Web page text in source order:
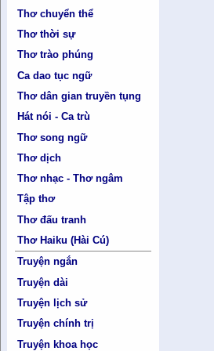
Thơ chuyển thể
Thơ thời sự
Thơ trào phúng
Ca dao tục ngữ
Thơ dân gian truyền tụng
Hát nói - Ca trù
Thơ song ngữ
Thơ dịch
Thơ nhạc - Thơ ngâm
Tập thơ
Thơ đấu tranh
Thơ Haiku (Hài Cú)
Truyện ngắn
Truyện dài
Truyện lịch sử
Truyện chính trị
Truyện khoa học